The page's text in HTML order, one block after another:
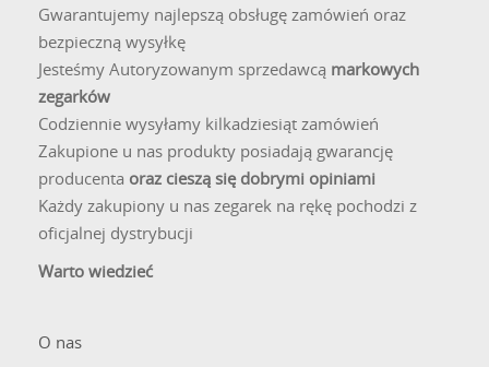
Gwarantujemy najlepszą obsługę zamówień oraz
bezpieczną wysyłkę
Jesteśmy Autoryzowanym sprzedawcą markowych
zegarków
Codziennie wysyłamy kilkadziesiąt zamówień
Zakupione u nas produkty posiadają gwarancję
producenta oraz cieszą się dobrymi opiniami
Każdy zakupiony u nas zegarek na rękę pochodzi z
oficjalnej dystrybucji
Warto wiedzieć
O nas